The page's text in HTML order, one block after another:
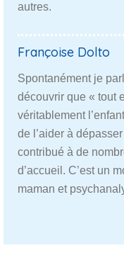
autres.
Françoise Dolto
Spontanément je
découvrir que « tout
véritablement
de l’aider à
contribué à de
d’accueil. C’est un
maman et